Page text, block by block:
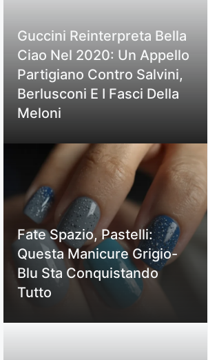
Guccini Reinterpreta Bella
Ciao Nel 2020: Un Appello
Partigiano Contro Salvini,
Berlusconi E I Fasci Della
Meloni
Fate Spazio, Pastelli:
Questa Manicure Grigio-
Blu Sta Conquistando
Tutto